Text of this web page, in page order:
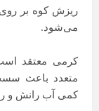
ریزش کوه بر
می‌شود.
کرمی معتقد
متعدد باعث
کمی آب رانش و